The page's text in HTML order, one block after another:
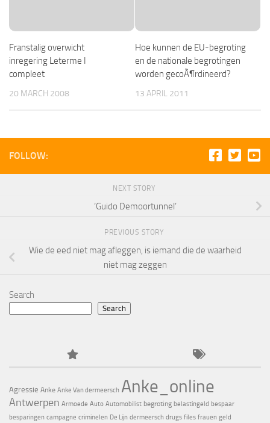
Franstalig overwicht
inregering Leterme I
compleet
20 MARCH 2008
Hoe kunnen de EU-begroting
en de nationale begrotingen
worden gecoÃ¶rdineerd?
13 APRIL 2011
FOLLOW:
NEXT STORY
‘Guido Demoortunnel’
PREVIOUS STORY
Wie de eed niet mag afleggen, is iemand die de waarheid
niet mag zeggen
Search
Search
Agressie Anke Anke Van dermeersch Anke_online
Antwerpen Armoede Auto Automobilist begroting belastingeld bespaar
besparingen campagne criminelen De Lijn dermeersch drugs files frauen geld